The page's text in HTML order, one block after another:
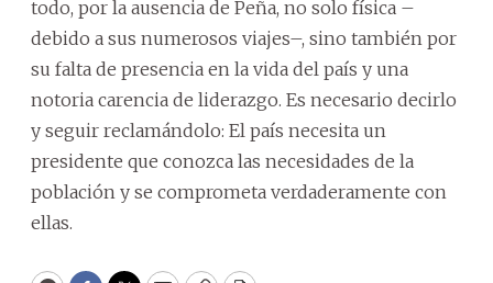
todo, por la ausencia de Peña, no solo física –
debido a sus numerosos viajes–, sino también por
su falta de presencia en la vida del país y una
notoria carencia de liderazgo. Es necesario decirlo
y seguir reclamándolo: El país necesita un
presidente que conozca las necesidades de la
población y se comprometa verdaderamente con
ellas.